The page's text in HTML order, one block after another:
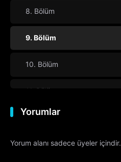
8. Bölüm
9. Bölüm
10. Bölüm
11. Bölüm
12. Bölüm
13. Bölüm
Yorumlar
Yorum alanı sadece üyeler içindir.